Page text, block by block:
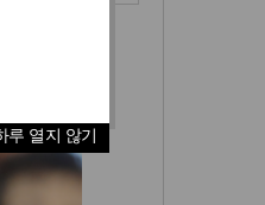
루 열지 않기